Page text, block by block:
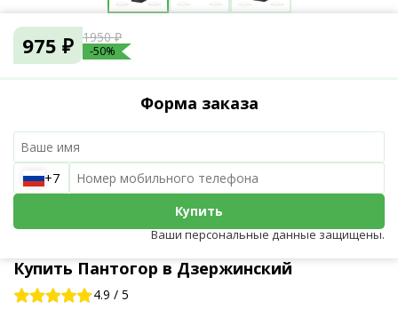
Купить Пантогор в Дзержинский
4.9 / 5
975 ₽ 1950 ₽
-50%
Форма заказа
+7
Купить
Ваши персональные данные защищены.